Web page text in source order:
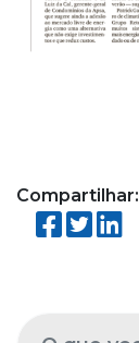
Compartilhar: